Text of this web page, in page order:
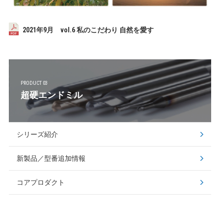
2021年9月 vol.6 私のこだわり 自然を愛す
PRODUCT 03
超硬エンドミル
シリーズ紹介
新製品／型番追加情報
コアプロダクト